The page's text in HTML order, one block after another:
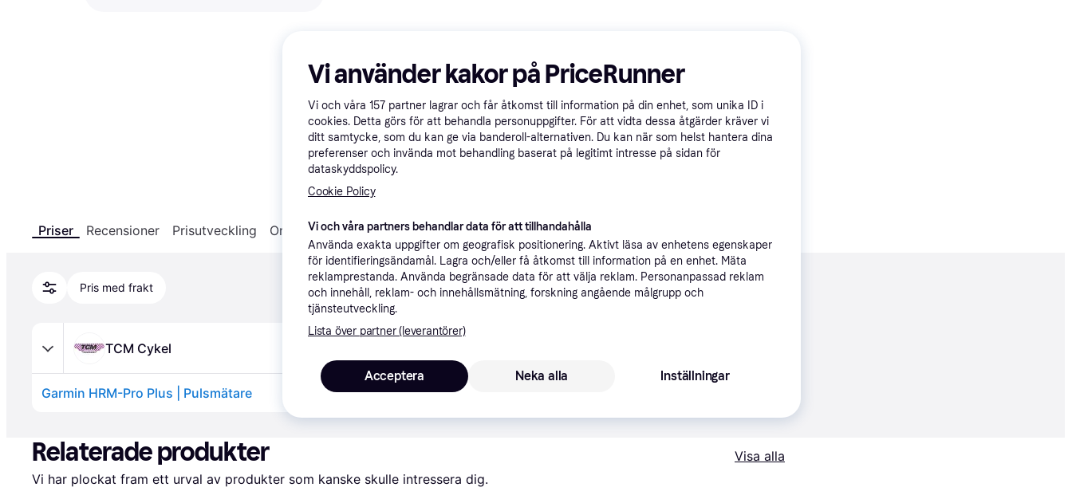
Produkten finns inte i lager
Vi meddelar dig via e-post när produkten är
återförsäljare.
Priser Recensioner Prisutveckling Om produkten Specifikationer
Pris med frakt Rekommenderad
TCM Cykel
Garmin HRM-Pro Plus | Pulsmätare
Relaterade produkter
Visa alla
Vi har plockat fram ett urval av produkter som kanske skulle intressera dig.
Vi använder kakor på PriceRunner
Vi och våra 157 partner lagrar och får åtkomst till information på din enhet, som unika ID i
cookies. Detta görs för att behandla personuppgifter. För att vidta dessa åtgärder kräver vi
ditt samtycke, som du kan ge via banderoll-alternativen. Du kan när som helst hantera dina
preferenser och invända mot behandling baserat på legitimt intresse på sidan för
dataskyddspolicy.
Cookie Policy
Vi och våra partners behandlar data för att tillhandahålla
Använda exakta uppgifter om geografisk positionering. Aktivt läsa av enhetens egenskaper
för identifieringsändamål. Lagra och/eller få åtkomst till information på en enhet. Mäta
reklamprestanda. Använda begränsade data för att välja reklam. Personanpassad reklam
och innehåll, reklam- och innehållsmätning, forskning angående målgrupp och
tjänsteutveckling.
Lista över partner (leverantörer)
Neka alla
Acceptera Inställningar